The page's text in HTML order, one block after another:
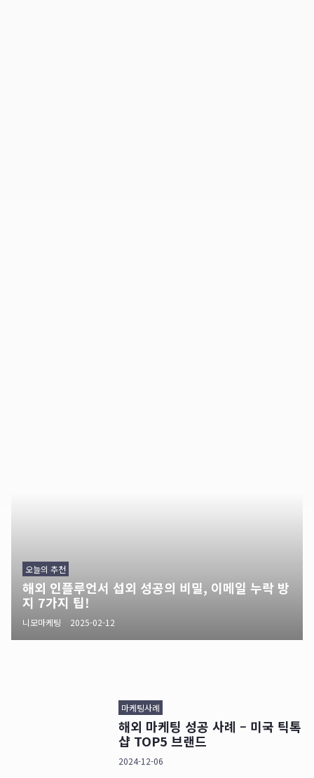
오늘의 추천
해외 인플루언서 섭외 성공의 비밀, 이메일 누락 방
지 7가지 팁!
니모마케팅 2025-02-12
마케팅사례
해외 마케팅 성공 사례 – 미국 틱톡
샵 TOP5 브랜드
2024-12-06